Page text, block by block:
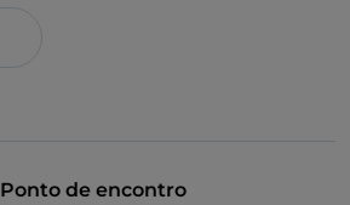
Ponto de encontro